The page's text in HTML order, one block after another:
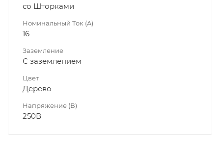
со Шторками
Номинальный Ток (A)
16
Заземление
С заземлением
Цвет
Дерево
Напряжение (В)
250В